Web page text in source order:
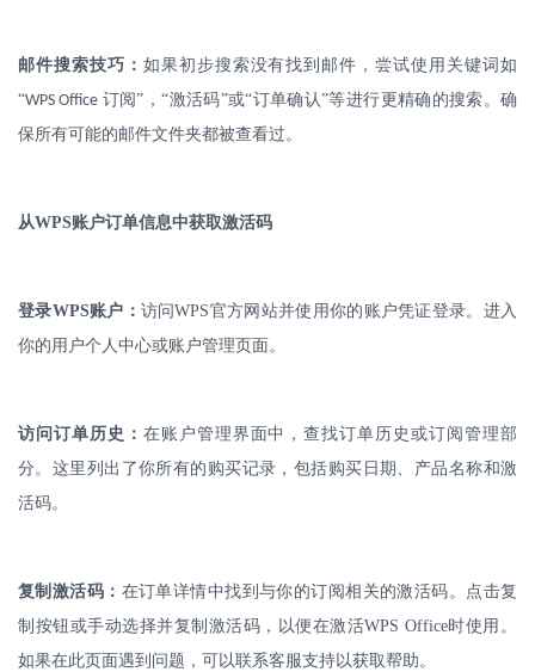
邮件搜索技巧： 如果初步搜索没有找到邮件，尝试使用关键词如
“WPS Office 订阅”，“激活码”或“订单确认”等进行更精确的搜索。确
保所有可能的邮件文件夹都被查看过。
从WPS账户订单信息中获取激活码
登录WPS账户： 访问WPS官方网站并使用你的账户凭证登录。进入
你的用户个人中心或账户管理页面。
访问订单历史： 在账户管理界面中，查找订单历史或订阅管理部
分。这里列出了你所有的购买记录，包括购买日期、产品名称和激
活码。
复制激活码： 在订单详情中找到与你的订阅相关的激活码。点击复
制按钮或手动选择并复制激活码，以便在激活WPS Office时使用。
如果在此页面遇到问题，可以联系客服支持以获取帮助。